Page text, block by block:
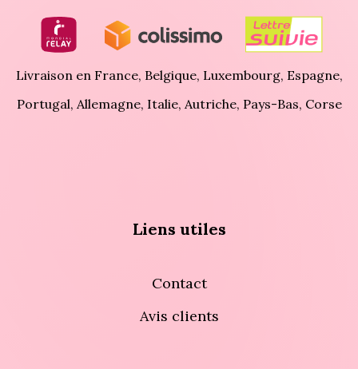
Livraison en France, Belgique, Luxembourg, Espagne,
Portugal, Allemagne, Italie, Autriche, Pays-Bas, Corse
Liens utiles
Contact
Avis clients